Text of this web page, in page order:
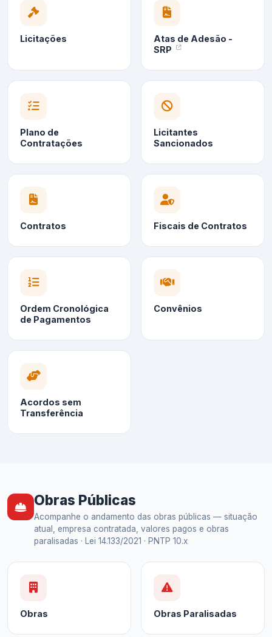
Licitações
Atas de Adesão -
SRP
Plano de
Contratações
Licitantes
Sancionados
Contratos Fiscais de Contratos
Ordem Cronológica
de Pagamentos
Convênios
Acordos sem
Transferência
Obras Públicas
Acompanhe o andamento das obras públicas — situação
atual, empresa contratada, valores pagos e obras
paralisadas · Lei 14.133/2021 · PNTP 10.x
Obras Obras Paralisadas